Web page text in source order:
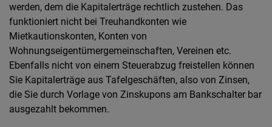
werden, dem die Kapitalerträge rechtlich zustehen. Das
funktioniert nicht bei Treuhandkonten wie
Mietkautionskonten, Konten von
Wohnungseigentümergemeinschaften, Vereinen etc.
Ebenfalls nicht von einem Steuerabzug freistellen können
Sie Kapitalerträge aus Tafelgeschäften, also von Zinsen,
die Sie durch Vorlage von Zinskupons am Bankschalter bar
ausgezahlt bekommen.